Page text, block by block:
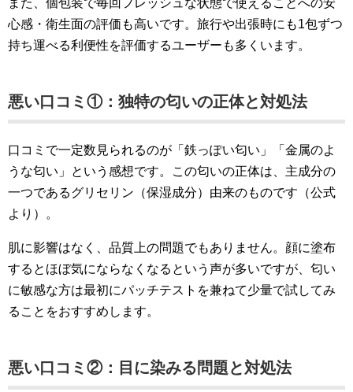
心感・衛生面の評価も高いです。旅行や出張時にも1包ずつ
持ち運べる利便性を評価するユーザーも多くいます。
悪い口コミ①：独特の匂いの正体と対処法
口コミで一定数見られるのが「鉄っぽい匂い」「金属のよ
うな匂い」という感想です。この匂いの正体は、主成分の
一つであるグリセリン（保湿成分）由来のものです（公式
より）。
肌に影響はなく、品質上の問題でもありません。顔に塗布
するとほぼ気にならなくなるという声が多いですが、匂い
に敏感な方は最初にパッチテストを兼ねて少量で試してみ
ることをおすすめします。
悪い口コミ②：目に染みる問題と対処法